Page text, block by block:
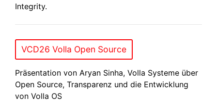
Integrity.
VCD26 Volla Open Source
Präsentation von Aryan Sinha, Volla Systeme über
Open Source, Transparenz und die Entwicklung
von Volla OS